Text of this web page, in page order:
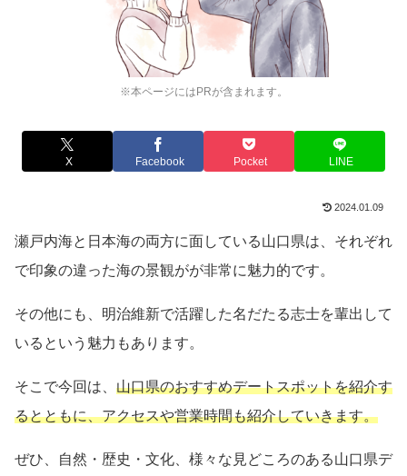
※本ページにはPRが含まれます。
X Facebook Pocket LINE
2024.01.09
瀬戸内海と日本海の両方に面している山口県は、それぞれ
で印象の違った海の景観がが非常に魅力的です。
その他にも、明治維新で活躍した名だたる志士を輩出して
いるという魅力もあります。
そこで今回は、 山口県のおすすめデートスポットを紹介す
るとともに、アクセスや営業時間も紹介していきます。
ぜひ、自然・歴史・文化、様々な見どころのある山口県デ